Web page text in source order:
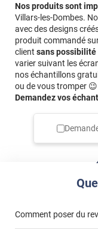
Nos produits sont
Villars-les-Dombes.
avec des designs
produit commandé
client sans
varier suivant les
nos échantillons
ou de vous tromper 😉
Demandez vos
Comment poser du